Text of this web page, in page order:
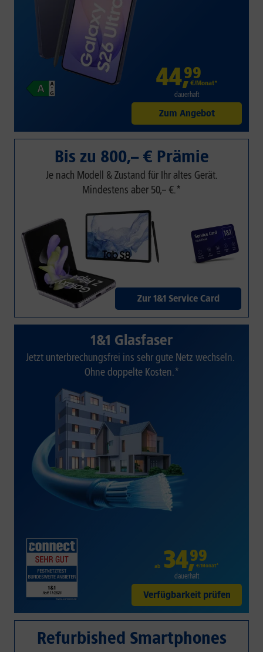
44,99
€/Monat*
dauerhaft
Zum Angebot
Bis zu 800,– € Prämie
Je nach Modell & Zustand für Ihr altes Gerät.
Mindestens aber 50,– €.*
Zur 1&1 Service Card
1&1 Glasfaser
Jetzt unterbrechungsfrei ins sehr gute Netz wechseln.
Ohne doppelte Kosten.*
ab 34,99
€/Monat*
dauerhaft
Verfügbarkeit prüfen
Refurbished Smartphones